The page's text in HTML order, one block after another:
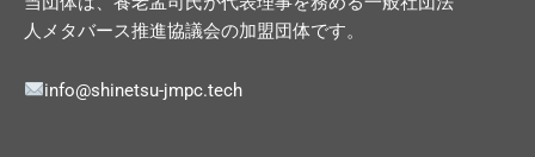
人メタバース推進協議会の加盟団体です。
info@shinetsu-jmpc.tech